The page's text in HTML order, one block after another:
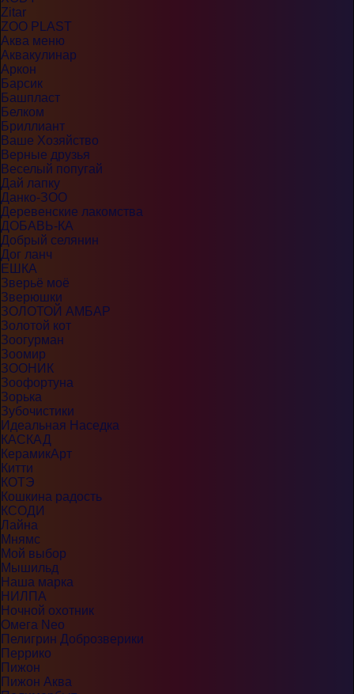
Zitar
ZOO PLAST
Аква меню
Аквакулинар
Аркон
Барсик
Башпласт
Белком
Бриллиант
Ваше Хозяйство
Верные друзья
Веселый попугай
Дай лапку
Данко-ЗОО
Деревенские лакомства
ДОБАВЬ-КА
Добрый селянин
Дог ланч
ЕШКА
Зверьё моё
Зверюшки
ЗОЛОТОЙ АМБАР
Золотой кот
Зоогурман
Зоомир
ЗООНИК
Зоофортуна
Зорька
Зубочистики
Идеальная Наседка
КАСКАД
КерамикАрт
Китти
КОТЭ
Кошкина радость
КСОДИ
Лайна
Мнямс
Мой выбор
Мышильд
Наша марка
НИЛПА
Ночной охотник
Омега Neo
Пелигрин Доброзверики
Перрико
Пижон
Пижон Аква